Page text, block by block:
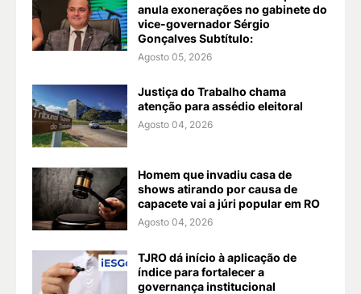
anula exonerações no gabinete do
vice-governador Sérgio
Gonçalves Subtítulo:
Agosto 05, 2026
Justiça do Trabalho chama
atenção para assédio eleitoral
Agosto 04, 2026
Homem que invadiu casa de
shows atirando por causa de
capacete vai a júri popular em RO
Agosto 04, 2026
TJRO dá início à aplicação de
índice para fortalecer a
governança institucional